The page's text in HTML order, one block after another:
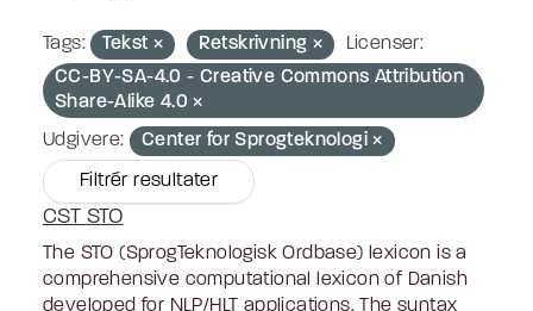
Tags: Tekst Retskrivning
Licenser:
CC-BY-SA-4.0 - Creative Commons Attribution
Share-Alike 4.0
Udgivere:
Center for Sprogteknologi
Filtrér resultater
CST STO
The STO (SprogTeknologisk Ordbase) lexicon is a
comprehensive computational lexicon of Danish
developed for NLP/HLT applications. The syntax